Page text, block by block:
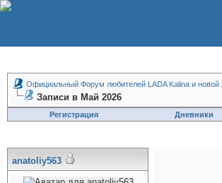
Официальный Форум любителей LADA Kalina и новой
Записи в Май 2026
Регистрация Дневники
anatoliy563